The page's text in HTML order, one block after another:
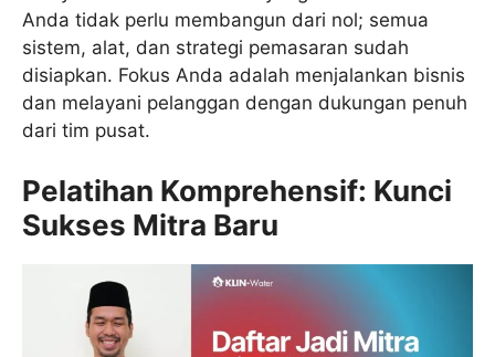
Anda tidak perlu membangun dari nol; semua
sistem, alat, dan strategi pemasaran sudah
disiapkan. Fokus Anda adalah menjalankan bisnis
dan melayani pelanggan dengan dukungan penuh
dari tim pusat.
Pelatihan Komprehensif: Kunci
Sukses Mitra Baru